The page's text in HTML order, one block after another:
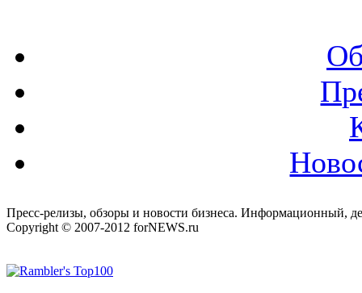
Пресс-релизы, обзоры и новости бизнеса. Информационный,
Copyright © 2007-2012 forNEWS.ru